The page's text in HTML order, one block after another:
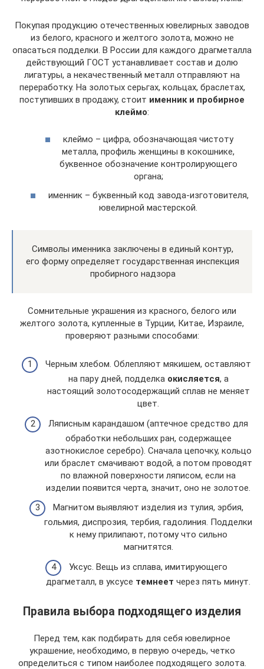
Покупая продукцию отечественных ювелирных заводов
из белого, красного и желтого золота, можно не
опасаться подделки. В России для каждого драгметалла
действующий ГОСТ устанавливает состав и долю
лигатуры, а некачественный металл отправляют на
переработку. На золотых серьгах, кольцах, браслетах,
поступивших в продажу, стоит именник и пробирное
клеймо:
клеймо – цифра, обозначающая чистоту
металла, профиль женщины в кокошнике,
буквенное обозначение контролирующего
органа;
именник – буквенный код завода-изготовителя,
ювелирной мастерской.
Символы именника заключены в единый контур,
его форму определяет государственная инспекция
пробирного надзора
Сомнительные украшения из красного, белого или
желтого золота, купленные в Турции, Китае, Израиле,
проверяют разными способами:
Черным хлебом. Облепляют мякишем, оставляют
на пару дней, подделка окисляется, а
настоящий золотосодержащий сплав не меняет
цвет.
Ляписным карандашом (аптечное средство для
обработки небольших ран, содержащее
азотнокислое серебро). Сначала цепочку, кольцо
или браслет смачивают водой, а потом проводят
по влажной поверхности ляписом, если на
изделии появится черта, значит, оно не золотое.
Магнитом выявляют изделия из тулия, эрбия,
гольмия, диспрозия, тербия, гадолиния. Подделки
к нему прилипают, потому что сильно
магнитятся.
Уксус. Вещь из сплава, имитирующего
драгметалл, в уксусе темнеет через пять минут.
Правила выбора подходящего изделия
Перед тем, как подбирать для себя ювелирное
украшение, необходимо, в первую очередь, четко
определиться с типом наиболее подходящего золота.